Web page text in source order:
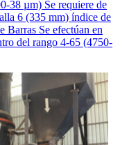
38 µm) Se requiere de
6 (335 mm) índice de
Barras Se efectúan en
del rango 4-65 (4750-